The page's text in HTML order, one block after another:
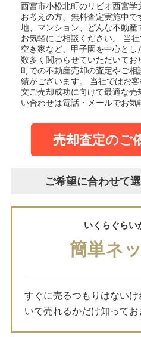
西宮市小松北町のリビオ西宮学
お考えの方、無料査定実施中で
地、マンション、どんな不動産
お気軽にご相談ください。
当
空き家など、甲子園を中心と
数多く関わらせていただいてお
町での不動産売却の査定やご
績がございます。
当社ではお
文ご売却成功に向けて最適な売
い合わせは電話・メールでお気
売却査定のご
ご希望に合わせて
いくらぐらい
簡単ネ
すぐに売るつもりはない
いで売れるかだけ知って